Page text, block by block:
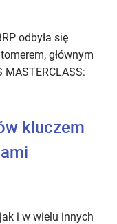
odbyła się
głównym
kluczem
i w wielu innych